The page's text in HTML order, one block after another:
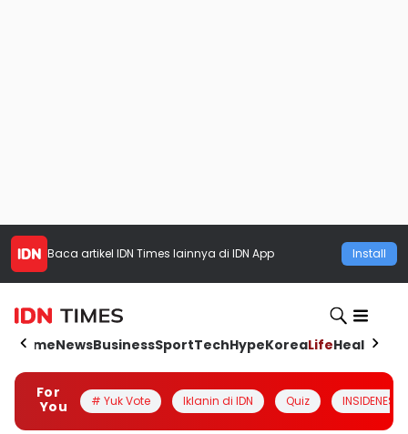
Baca artikel IDN Times lainnya di IDN App Install
HomeNewsBusinessSportTechHypeKoreaLifeHealth
For
You
# Yuk Vote Iklanin di IDN Quiz INSIDENESIA